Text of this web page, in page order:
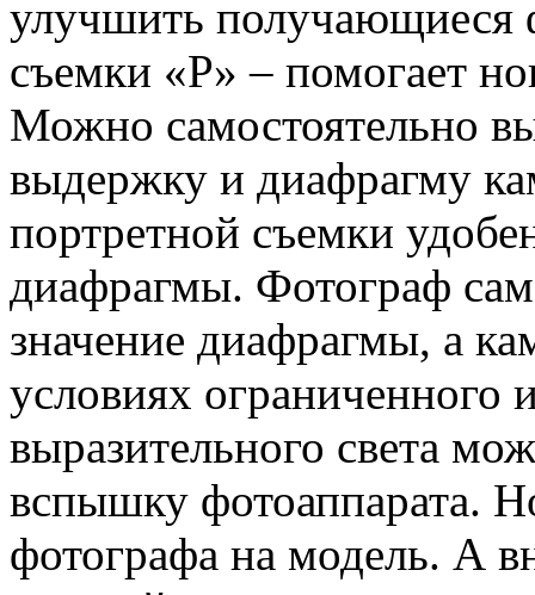
улучшить
съемки «P» – помогает
Можно самостоятельно
выдержку и диафрагму
портретной съемки
диафрагмы. Фотограф
значение диафрагмы, а
условиях ограниченного
выразительного света
вспышку фотоаппарата.
фотографа на модель. А